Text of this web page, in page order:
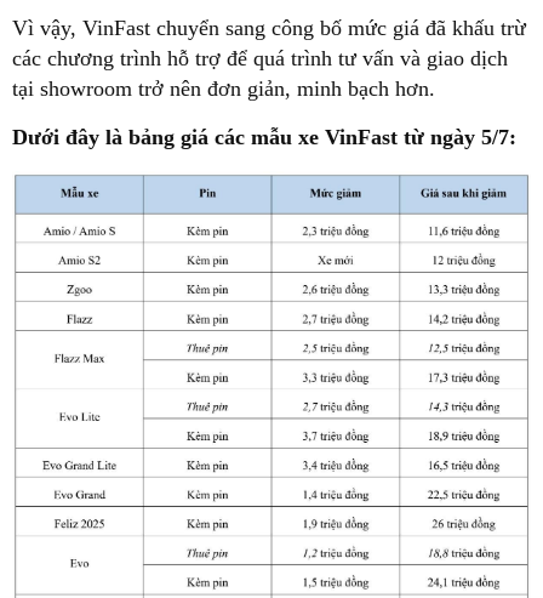
Vì vậy, VinFast chuyển sang công bố mức giá đã khấu trừ
các chương trình hỗ trợ để quá trình tư vấn và giao dịch
tại showroom trở nên đơn giản, minh bạch hơn.
Dưới đây là bảng giá các mẫu xe VinFast từ ngày 5/7: